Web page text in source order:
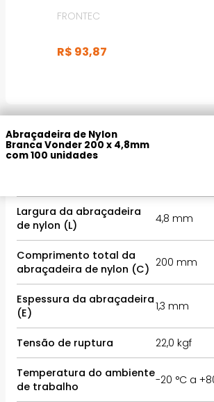
FRONTEC
R$ 93,87
Abraçadeira de Nylon
Branca Vonder 200 x 4,8mm
com 100 unidades
INFORMAÇÕES TÉCNICAS
Largura da abraçadeira
de nylon (L)
4,8 mm
Comprimento total da
abraçadeira de nylon (C) 200 mm
Espessura da abraçadeira
(E)
1,3 mm
Tensão de ruptura 22,0 kgf
Temperatura do ambiente
de trabalho
-20 °C a